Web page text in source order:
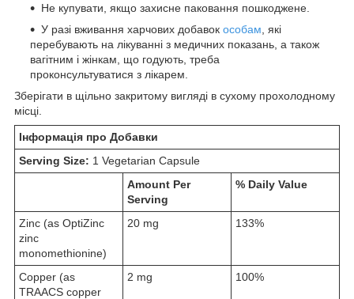
Не купувати, якщо захисне паковання пошкоджене.
У разі вживання харчових добавок особам , які
перебувають на лікуванні з медичних показань, а також
вагітним і жінкам, що годують, треба
проконсультуватися з лікарем.
Зберігати в щільно закритому вигляді в сухому прохолодному
місці.
Інформація про Добавки
Serving Size: 1 Vegetarian Capsule
Amount Per
Serving
% Daily Value
Zinc (as OptiZinc
zinc
monomethionine)
20 mg 133%
Copper (as
TRAACS copper
2 mg 100%